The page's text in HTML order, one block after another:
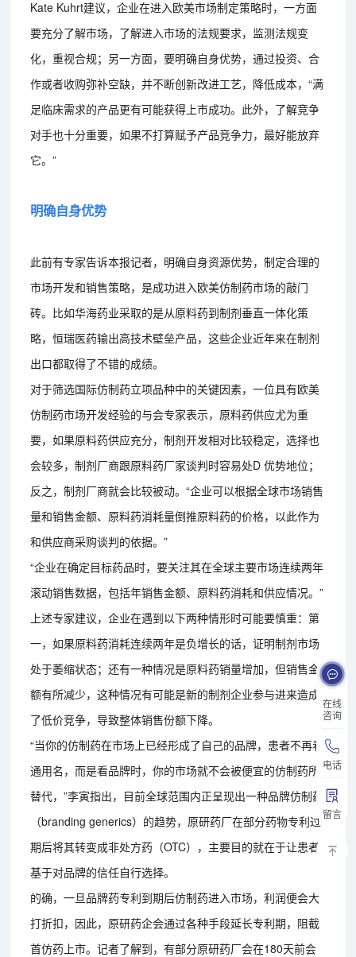
在线
咨询
电话
留言
Kate Kuhrt建议，企业在进入欧美市场制定策略时，一方面
要充分了解市场，了解进入市场的法规要求，监测法规变
化，重视合规；另一方面，要明确自身优势，通过投资、合
作或者收购弥补空缺，并不断创新改进工艺，降低成本，“满
足临床需求的产品更有可能获得上市成功。此外，了解竞争
对手也十分重要，如果不打算赋予产品竞争力，最好能放弃
它。”
明确自身优势
此前有专家告诉本报记者，明确自身资源优势，制定合理的
市场开发和销售策略，是成功进入欧美仿制药市场的敲门
砖。比如华海药业采取的是从原料药到制剂垂直一体化策
略，恒瑞医药输出高技术壁垒产品，这些企业近年来在制剂
出口都取得了不错的成绩。
对于筛选国际仿制药立项品种中的关键因素，一位具有欧美
仿制药市场开发经验的与会专家表示，原料药供应尤为重
要，如果原料药供应充分，制剂开发相对比较稳定，选择也
会较多，制剂厂商跟原料药厂家谈判时容易处D 优势地位；
反之，制剂厂商就会比较被动。“企业可以根据全球市场销售
量和销售金额、原料药消耗量倒推原料药的价格，以此作为
和供应商采购谈判的依据。”
“企业在确定目标药品时，要关注其在全球主要市场连续两年
滚动销售数据，包括年销售金额、原料药消耗和供应情况。”
上述专家建议，企业在遇到以下两种情形时可能要慎重：第
一，如果原料药消耗连续两年是负增长的话，证明制剂市场
处于萎缩状态；还有一种情况是原料药销量增加，但销售金
额有所减少，这种情况有可能是新的制剂企业参与进来造成
了低价竞争，导致整体销售份额下降。
“当你的仿制药在市场上已经形成了自己的品牌，患者不再看
通用名，而是看品牌时，你的市场就不会被便宜的仿制药所
替代，”李寅指出，目前全球范围内正呈现出一种品牌仿制药
（branding generics）的趋势，原研药厂在部分药物专利过
期后将其转变成非处方药（OTC），主要目的就在于让患者
基于对品牌的信任自行选择。
的确，一旦品牌药专利到期后仿制药进入市场，利润便会大
打折扣，因此，原研药企会通过各种手段延长专利期，阻截
首仿药上市。记者了解到，有部分原研药厂会在180天前会